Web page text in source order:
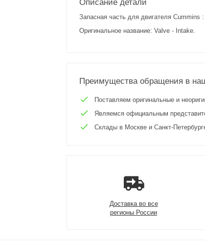
Описание детали
Запасная часть для двигателя
Оригинальное название: Valve - Intake.
Преимущества обращения в
Поставляем оригинальные и
Являемся официальным
Склады в Москве и Санкт-
Доставка во все
регионы России